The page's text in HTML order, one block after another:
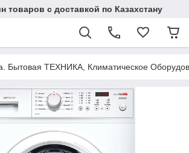
товаров с доставкой по Казахстану
Бытовая ТЕХНИКА, Климатическое